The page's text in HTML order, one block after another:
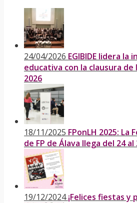
24/04/2026 EGIBIDE lidera
educativa con la clausura
2026
18/11/2025 FPonLH 2025: La
de FP de Álava llega del 24
19/12/2024 ¡Felices fiestas y